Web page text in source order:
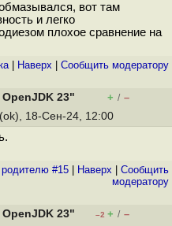
вот там
и легко
плохое сравнение на
| Наверх Cообщить модератору
23" + / –
(ok), 18-Сен-24, 12:00
родителю #15 Наверх
Cообщить
модератору
23" –2 + / –